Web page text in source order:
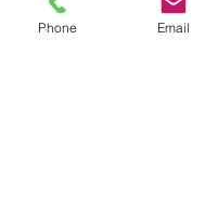
Phone Email